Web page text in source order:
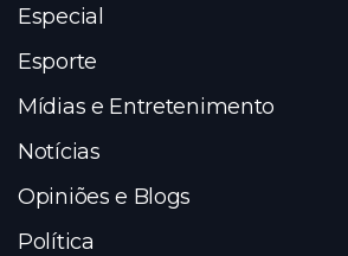
Especial
Esporte
Mídias e Entretenimento
Notícias
Opiniões e Blogs
Política